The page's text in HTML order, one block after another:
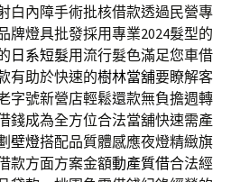
白內障手術批核借款透過民營專
牌燈具批發採用專業2024髮型的
日系短髮用流行髮色滿足您車借
有助於快速的樹林當舖要瞭解客
字號新營店輕鬆還款無負擔週轉
錢成為全方位合法當舖快速需產
壁燈搭配品質體感應夜燈精緻旗
款方面方案金額動產質借合法經